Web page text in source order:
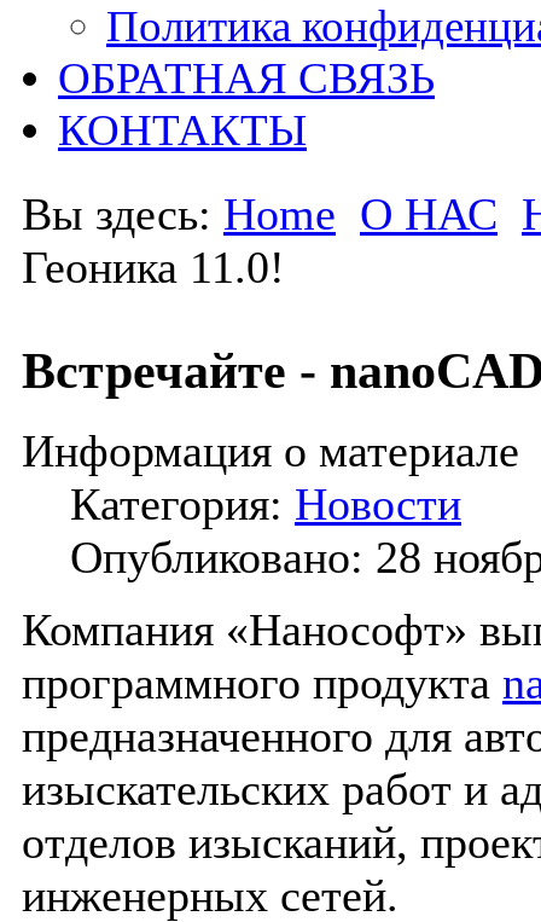
Политика
ОБРАТНАЯ СВЯЗЬ
КОНТАКТЫ
Вы здесь: Home О НАС
Геоника 11.0!
Встречайте -
Информация о материале
Категория: Новости
Опубликовано: 28
Компания «Нанософт»
программного продукта
предназначенного для
изыскательских работ и
отделов изысканий,
инженерных сетей.